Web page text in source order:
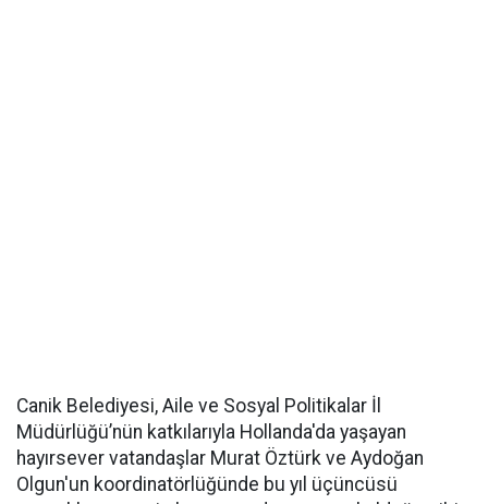
Canik Belediyesi, Aile ve Sosyal Politikalar İl
Müdürlüğü’nün katkılarıyla Hollanda'da yaşayan
hayırsever vatandaşlar Murat Öztürk ve Aydoğan
Olgun'un koordinatörlüğünde bu yıl üçüncüsü